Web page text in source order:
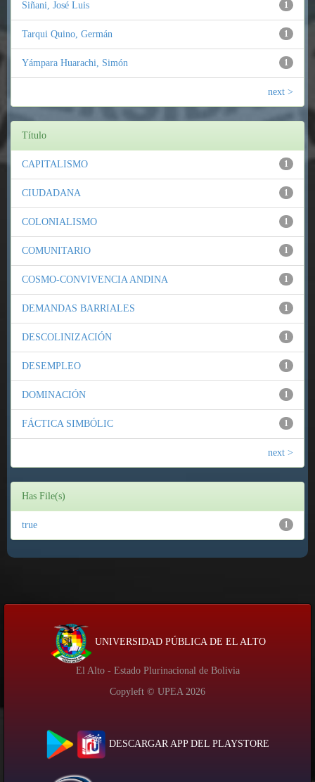
1
Siñani, José Luis
1
Tarqui Quino, Germán
1
Yámpara Huarachi, Simón
next >
Título
1
CAPITALISMO
1
CIUDADANA
1
COLONIALISMO
1
COMUNITARIO
1
COSMO-CONVIVENCIA ANDINA
1
DEMANDAS BARRIALES
1
DESCOLINIZACIÓN
1
DESEMPLEO
1
DOMINACIÓN
1
FÁCTICA SIMBÓLIC
next >
Has File(s)
1
true
UNIVERSIDAD PÚBLICA DE EL ALTO
El Alto - Estado Plurinacional de Bolivia
Copyleft © UPEA 2026
DESCARGAR APP DEL PLAYSTORE